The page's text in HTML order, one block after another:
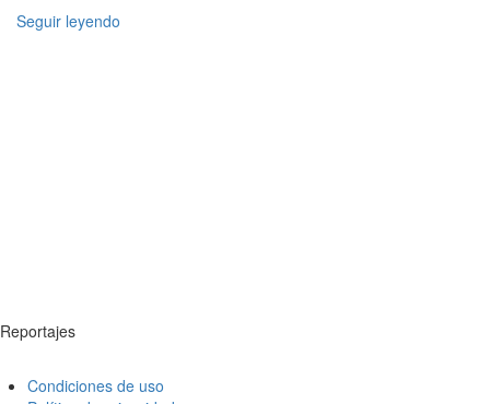
Seguir leyendo
Reportajes
Condiciones de uso